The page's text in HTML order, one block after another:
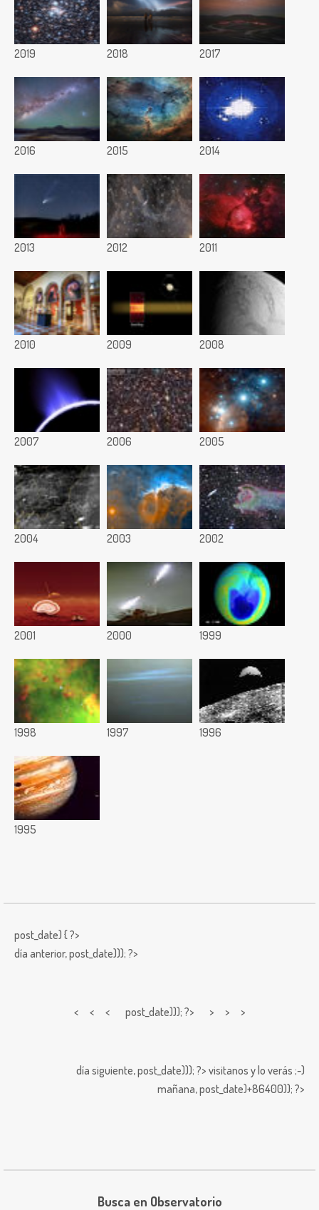
2019 2018 2017
2016 2015 2014
2013 2012 2011
2010 2009 2008
2007 2006 2005
2004 2003 2002
2001 2000 1999
1998 1997 1996
1995
post_date) { ?>
día anterior,post_date))); ?>
< < < post_date))); ?> > > >
día siguiente,post_date))); ?> visitanos y lo verás ;-)
mañana,post_date)+86400)); ?>
Busca en Observatorio